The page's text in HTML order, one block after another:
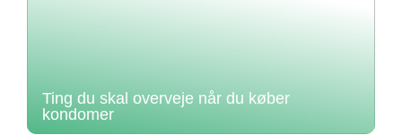
Ting du skal overveje når du køber
kondomer